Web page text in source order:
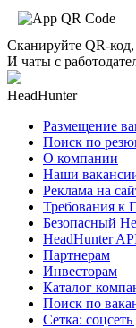
Сканируйте QR-
И чаты с
HeadHunter
Размещение
Поиск по
О компании
Наши
Реклама на
Требования к
Безопасный
HeadHunter
Партнерам
Инвесторам
Каталог
Поиск по
Сетка: